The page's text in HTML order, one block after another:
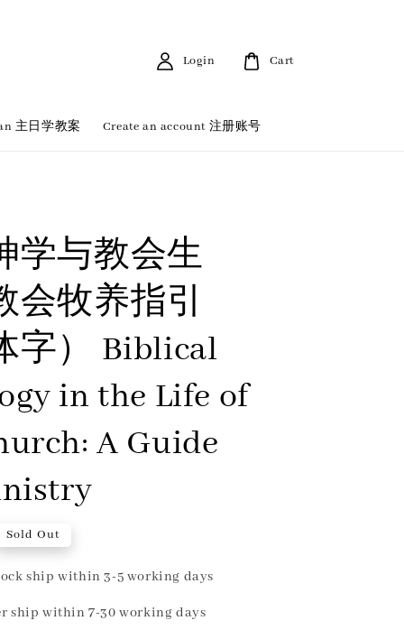
主日学教案 Create an account 注册账号
Login Cart
学与教会生
会牧养指引
字） Biblical
in the Life of
A Guide
Sold Out
ship within 3-5 working days
ship within 7-30 working days